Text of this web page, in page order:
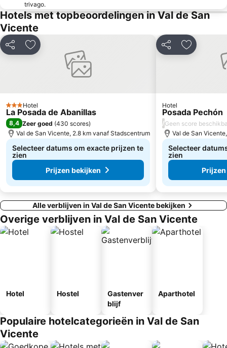
trivago.
Hotels met topbeoordelingen in Val de San
Vicente
Delen Toevoegen aan favorieten
3 Sterren
Hotel
La Posada de Abanillas
8,4 Zeer goed (430 scores)
Val de San Vicente, 2.8 km vanaf Stadscentrum
Selecteer datums om exacte prijzen te
zien
Prijzen bekijken
Delen
Hotel
Posada Pechón
/Geen score
Val de San
Selecteer
zien
Alle verblijven in Val de San Vicente bekijken
Overige verblijven in Val de San Vicente
Hotel Hostel
Gastenver
blijf
Aparthotel
Populaire hotelcategorieën in Val de San
Vicente